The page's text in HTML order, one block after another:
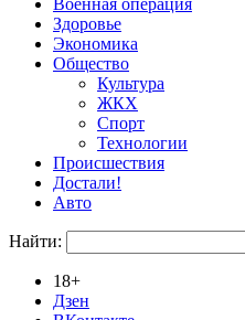
Военная операция
Здоровье
Экономика
Общество
Культура
ЖКХ
Спорт
Технологии
Происшествия
Достали!
Авто
Найти:
18+
Дзен